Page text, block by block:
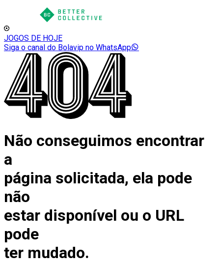
JOGOS DE HOJE
Siga o canal do Bolavip no WhatsApp
Não conseguimos encontrar
a
página solicitada, ela pode
não
estar disponível ou o URL
pode
ter mudado.